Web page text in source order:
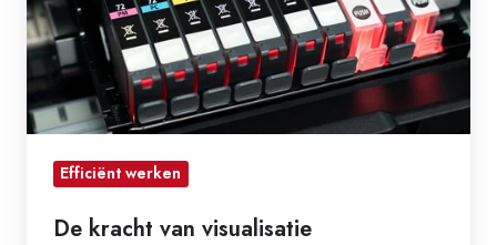
Efficiënt werken
De kracht van visualisatie